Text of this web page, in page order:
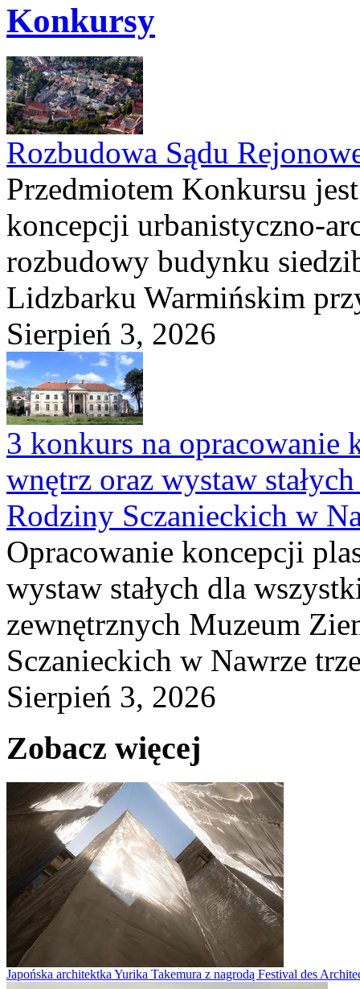
Konkursy
Rozbudowa Sądu
Przedmiotem Konkursu
koncepcji urbanistyczno-
rozbudowy budynku
Lidzbarku Warmińskim
Sierpień 3, 2026
3 konkurs na opracowanie
wnętrz oraz wystaw
Rodziny Sczanieckich w
Opracowanie koncepcji
wystaw stałych dla
zewnętrznych Muzeum
Sczanieckich w Nawrze
Sierpień 3, 2026
Zobacz więcej
Japońska architektka Yurika Takemura z nagrodą Festival des